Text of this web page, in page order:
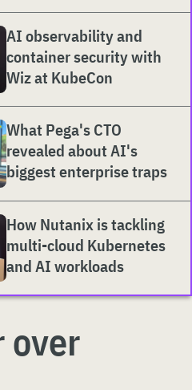
AI observability and
container security with
Wiz at KubeCon
What Pega's CTO
revealed about AI's
biggest enterprise traps
How Nutanix is tackling
multi-cloud Kubernetes
and AI workloads
over